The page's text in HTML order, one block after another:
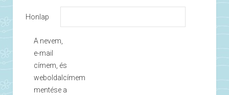
Honlap
A nevem,
e-mail
címem, és
weboldalcímem
mentése a